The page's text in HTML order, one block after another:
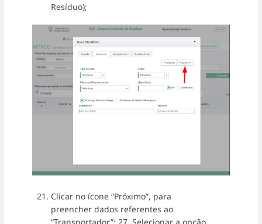
Resíduo);
Clicar no ícone “Próximo”, para
preencher dados referentes ao